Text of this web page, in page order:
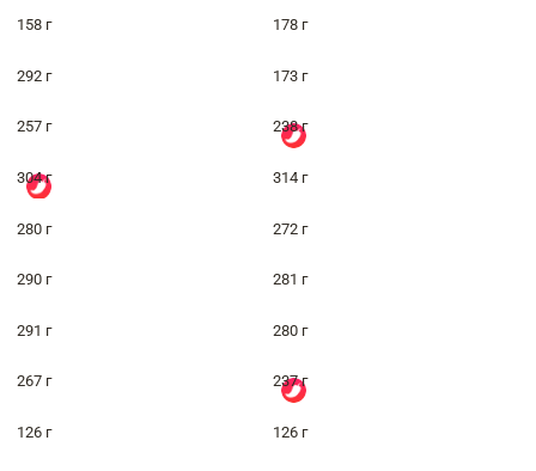
158 г 178 г
292 г 173 г
257 г 238 г
304 г 314 г
280 г 272 г
290 г 281 г
291 г 280 г
267 г 237 г
126 г 126 г